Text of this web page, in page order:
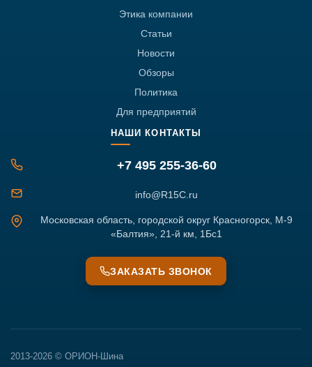
Этика компании
Статьи
Новости
Обзоры
Политика
Для предприятий
НАШИ КОНТАКТЫ
+7 495 255-36-60
info@R15C.ru
Московская область, городской округ Красногорск, М-9
«Балтия», 21-й км, 1Бс1
ЗАКАЗАТЬ ЗВОНОК
2013-2026 © ОРИОН-Шина